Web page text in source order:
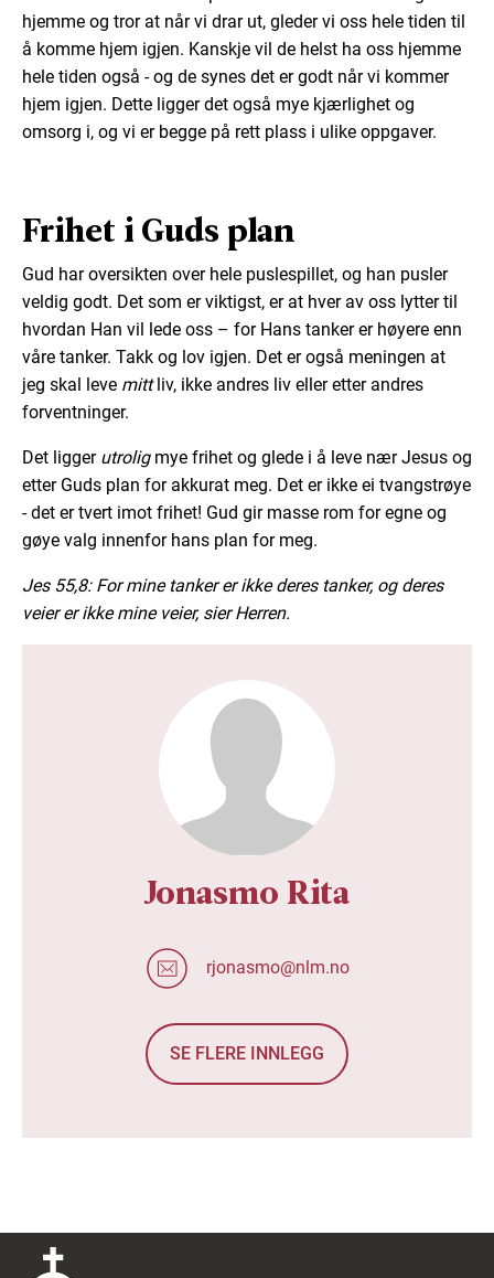
hjemme og tror at når vi drar ut, gleder vi oss hele tiden til
å komme hjem igjen. Kanskje vil de helst ha oss hjemme
hele tiden også - og de synes det er godt når vi kommer
hjem igjen. Dette ligger det også mye kjærlighet og
omsorg i, og vi er begge på rett plass i ulike oppgaver.
Frihet i Guds plan
Gud har oversikten over hele puslespillet, og han pusler
veldig godt. Det som er viktigst, er at hver av oss lytter til
hvordan Han vil lede oss – for Hans tanker er høyere enn
våre tanker. Takk og lov igjen. Det er også meningen at
jeg skal leve mittliv, ikke andres liv eller etter andres
forventninger.
Det ligger utroligmye frihet og glede i å leve nær Jesus og
etter Guds plan for akkurat meg. Det er ikke ei tvangstrøye
- det er tvert imot frihet! Gud gir masse rom for egne og
gøye valg innenfor hans plan for meg.
Jes 55,8: For mine tanker er ikke deres tanker, og deres
veier er ikke mine veier, sier Herren.
Jonasmo Rita
rjonasmo@nlm.no
SE FLERE INNLEGG